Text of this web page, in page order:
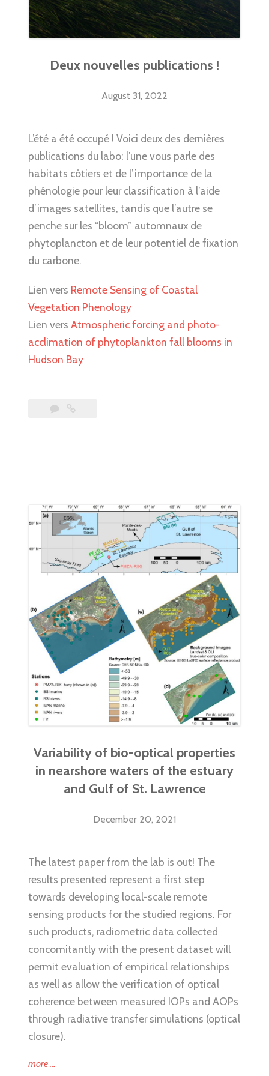
Deux nouvelles publications !
August 31, 2022
L’été a été occupé ! Voici deux des dernières
publications du labo: l’une vous parle des
habitats côtiers et de l’importance de la
phénologie pour leur classification à l’aide
d’images satellites, tandis que l’autre se
penche sur les “bloom” automnaux de
phytoplancton et de leur potentiel de fixation
du carbone.
Lien vers Remote Sensing of Coastal
Vegetation Phenology
Lien vers Atmospheric forcing and photo-
acclimation of phytoplankton fall blooms in
Hudson Bay
Variability of bio-optical properties
in nearshore waters of the estuary
and Gulf of St. Lawrence
December 20, 2021
The latest paper from the lab is out! The
results presented represent a first step
towards developing local-scale remote
sensing products for the studied regions. For
such products, radiometric data collected
concomitantly with the present dataset will
permit evaluation of empirical relationships
as well as allow the verification of optical
coherence between measured IOPs and AOPs
through radiative transfer simulations (optical
closure).
more…